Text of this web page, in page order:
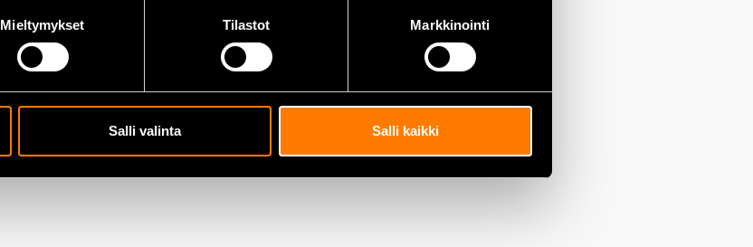
Mieltymykset Tilastot Markkinointi
Salli valinta Salli kaikki